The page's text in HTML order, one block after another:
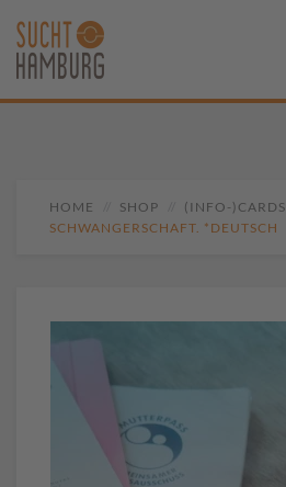
HOME SHOP (INFO-)CARDS
SCHWANGERSCHAFT. *DEUTSCH